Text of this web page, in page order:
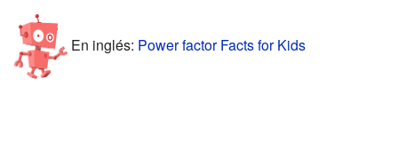
En inglés: Power factor Facts for Kids